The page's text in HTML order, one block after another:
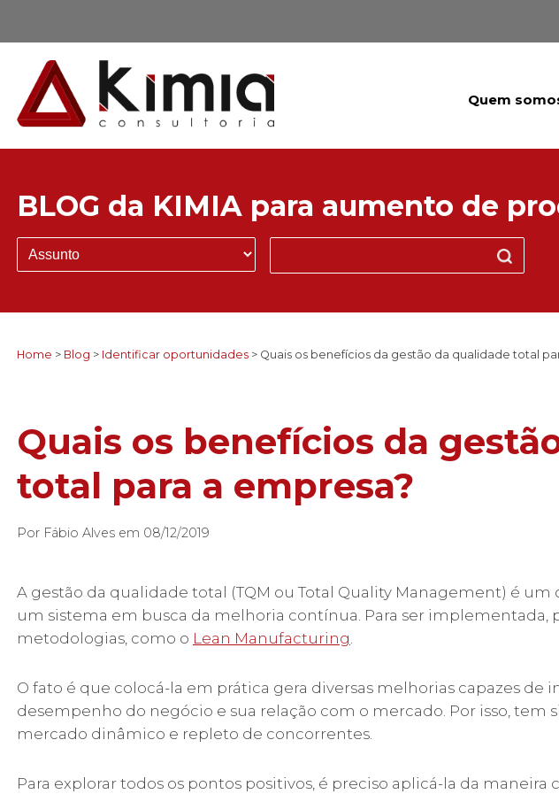
Quem
BLOG da KIMIA para aumento de
Home > Blog > Identificar oportunidades > Quais os benefícios da gestão da qualidade total
Quais os benefícios da
total para a empresa?
Por Fábio Alves em 08/12/2019
A gestão da qualidade total (TQM ou Total Quality Management) é
um sistema em busca da melhoria contínua. Para ser implementada,
metodologias, como o Lean Manufacturing.
O fato é que colocá-la em prática gera diversas melhorias capazes de
desempenho do negócio e sua relação com o mercado. Por isso, tem
mercado dinâmico e repleto de concorrentes.
Para explorar todos os pontos positivos, é preciso aplicá-la da